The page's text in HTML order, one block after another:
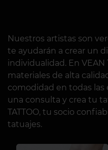
Nuestros artistas son
te ayudarán a crear un
individualidad. En VEAN
materiales de alta
comodidad en todas las
una consulta y crea tu
TATTOO, tu socio
tatuajes.